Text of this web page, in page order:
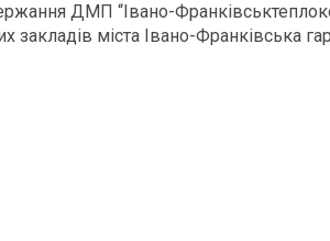
ДМП “Івано-
закладів міста Івано-Франківська